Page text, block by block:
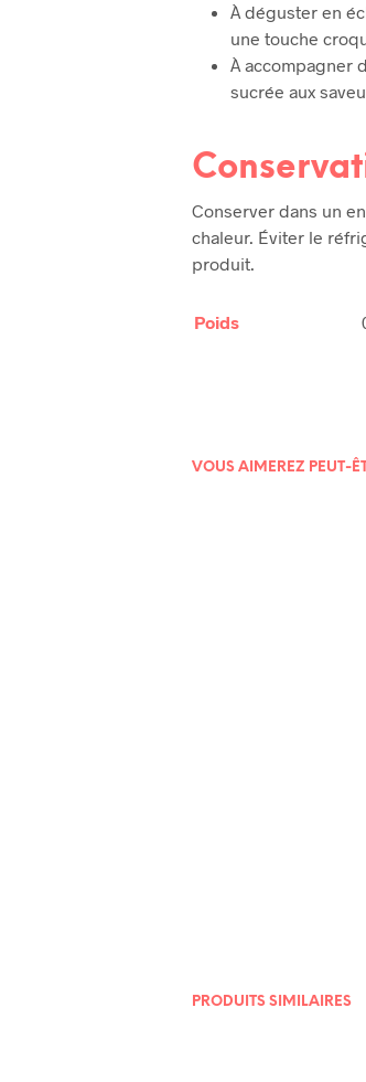
À déguster en
une touche
À accompagner
sucrée aux
Conserver dans un
chaleur. Éviter le
produit.
Poids
VOUS AIMEREZ PEUT-
PRODUITS SIMILAIRES